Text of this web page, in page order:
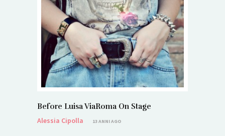
Before Luisa ViaRoma On Stage
Alessia Cipolla
13 ANNI AGO